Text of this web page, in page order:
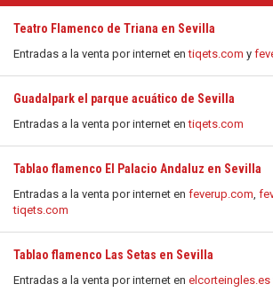
Teatro Flamenco de Triana en Sevilla
Entradas a la venta por internet entiqets.com y
Guadalpark el parque acuático de Sevilla
Entradas a la venta por internet entiqets.com
Tablao flamenco El Palacio Andaluz en Sevilla
Entradas a la venta por internet en feverup.com,
tiqets.com
Tablao flamenco Las Setas en Sevilla
Entradas a la venta por internet en elcorteingles.es